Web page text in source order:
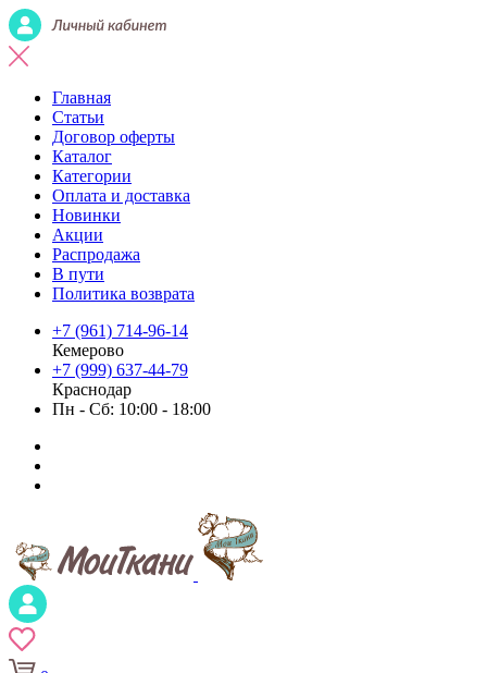
Главная
Статьи
Договор оферты
Каталог
Категории
Оплата и доставка
Новинки
Акции
Распродажа
В пути
Политика возврата
+7 (961) 714-96-14
Кемерово
+7 (999) 637-44-79
Краснодар
Пн - Сб: 10:00 - 18:00